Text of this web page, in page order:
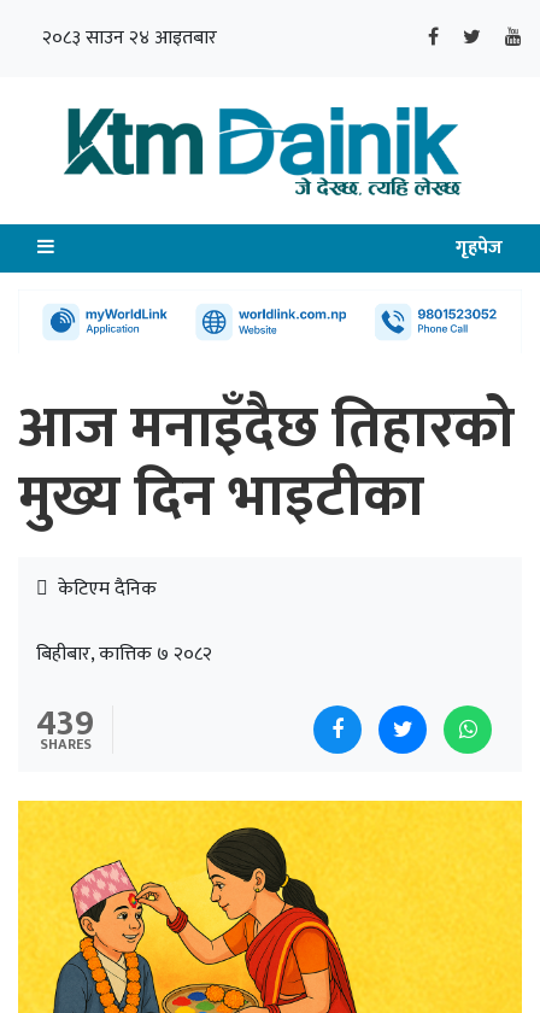
२०८३ साउन २४ आइतबार
गृहपेज
आज मनाइँदैछ तिहारको
मुख्य दिन भाइटीका
केटिएम दैनिक
बिहीबार, कात्तिक ७ २०८२
439
SHARES